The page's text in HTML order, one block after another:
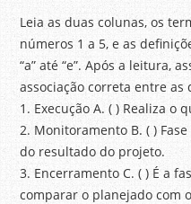
Leia as duas colunas, os
números 1 a 5, e as
“a” até “e”. Após a leitura,
associação correta entre as
1. Execução A. ( ) Realiza o
2. Monitoramento B. ( )
do resultado do projeto.
3. Encerramento C. ( ) É a
comparar o planejado com